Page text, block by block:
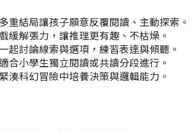
重結局讓孩子願意反覆閱讀、主動探索。
緩解張力，讓推理更有趣、不枯燥。
起討論線索與選項，練習表達與傾聽。
合小學生獨立閱讀或共讀分段進行。
湊科幻冒險中培養決策與邏輯能力。